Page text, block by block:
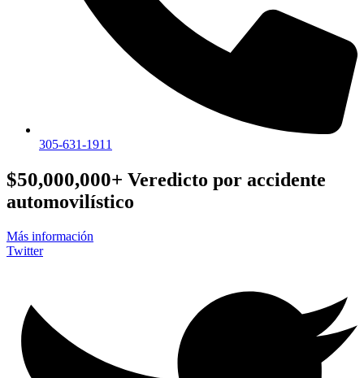
305-631-1911
$50,000,000+ Veredicto por accidente
automovilístico
Más información
Twitter